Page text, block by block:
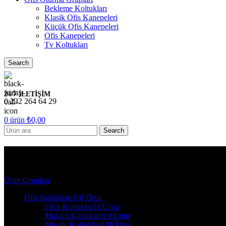
Bekleme Koltukları
Klasik Ofis Kanepeleri
Küçük Ofis Kanepeleri
Ofis Kanepeleri
Tv Koltukları
Search
24/7 İLETİŞİM
0 232 264 64 29
0 ürün ₺0,00
Search
Ürün Grupları
Ofis Koltukları110 Ürün
Fileli Koltuklar11 Ürün
Makam Koltukları19 Ürün